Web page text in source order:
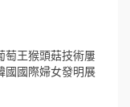
萄王猴頭菇技術屢
國國際婦女發明展